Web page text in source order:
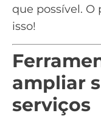
que possível. O
isso!
ampliar
serviços